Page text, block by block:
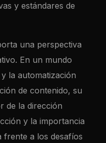
y estándares de
una perspectiva
En un mundo
la automatización
de contenido, su
de la dirección
y la importancia
frente a los desafíos